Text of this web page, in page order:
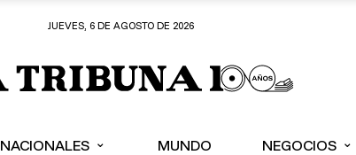
JUEVES, 6 DE AGOSTO DE 2026
NACIONALES ⌄ MUNDO NEGOCIOS ⌄